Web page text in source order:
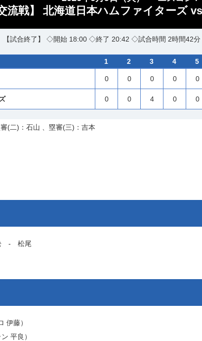
流戦】 北海道日本ハムファイターズ
【試合終了】 ◇開始 18:00 ◇終了 20:42 ◇試合時間 2時間42
1 2 3 4 5
0 0 0 0 0
0 0 4 0 0
(二)：石山 、塁審(三)：吉本
‐ 松尾
伊藤）
平良 ）